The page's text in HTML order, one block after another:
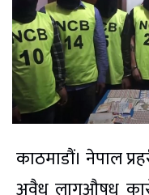
काठमाडौं। नेपाल